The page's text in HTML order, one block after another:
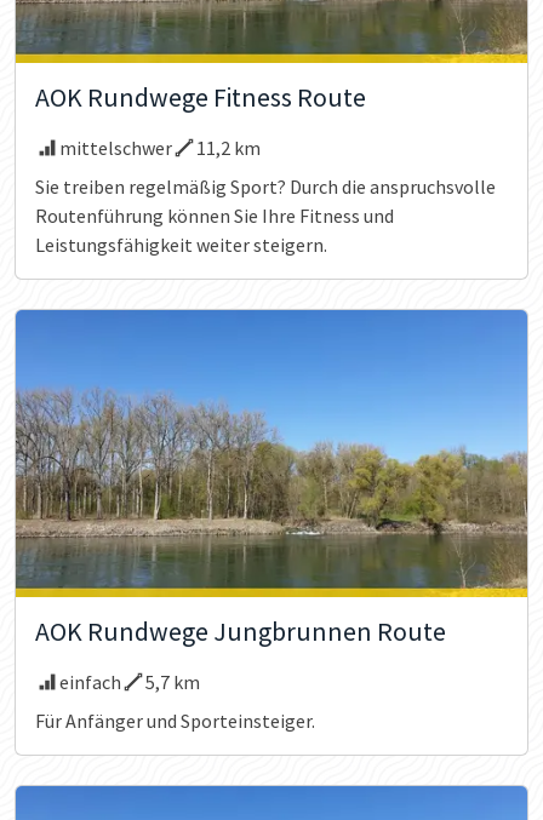
AOK Rundwege Fitness Route
mittelschwer
11,2 km
Sie treiben regelmäßig Sport? Durch die anspruchsvolle
Routenführung können Sie Ihre Fitness und
Leistungsfähigkeit weiter steigern.
AOK Rundwege Jungbrunnen Route
einfach
5,7 km
Für Anfänger und Sporteinsteiger.